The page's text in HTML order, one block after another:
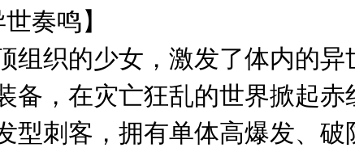
奏鸣】
组织的少女，激发了体内的异
备，在灾亡狂乱的世界掀起赤
型刺客，拥有单体高爆发、破